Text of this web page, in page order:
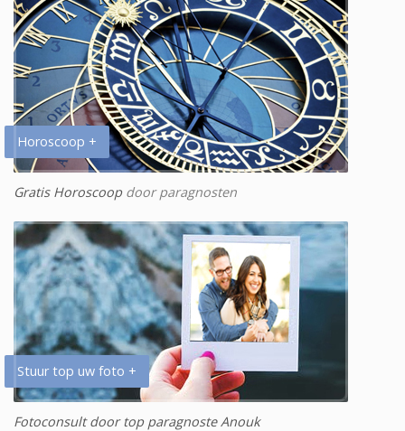
Horoscoop +
Gratis Horoscoopdoor paragnosten
Stuur top uw foto +
Fotoconsult door top paragnoste Anouk